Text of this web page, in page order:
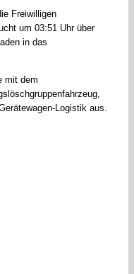
Freiwilligen
um 03:51 Uhr über
in das
mit dem
Logistik aus.